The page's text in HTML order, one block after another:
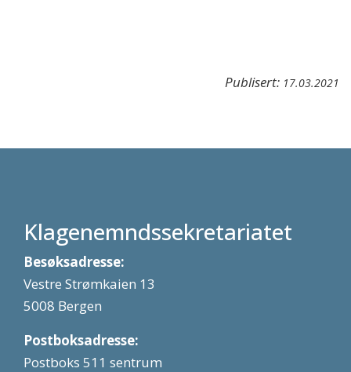
Publisert: 17.03.2021
Klagenemndssekretariatet
Besøksadresse:
Vestre Strømkaien 13
5008 Bergen
Postboksadresse:
Postboks 511 sentrum